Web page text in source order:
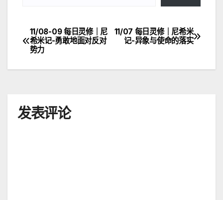
文
章
11/07 每日灵修｜尼希米
记-异象与使命的落实
11/08-09 每日灵修｜尼
希米记-勇敢地面对反对
势力
发表评论